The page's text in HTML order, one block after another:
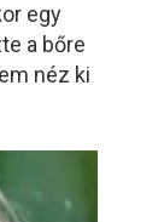
egy
a bőre
néz ki